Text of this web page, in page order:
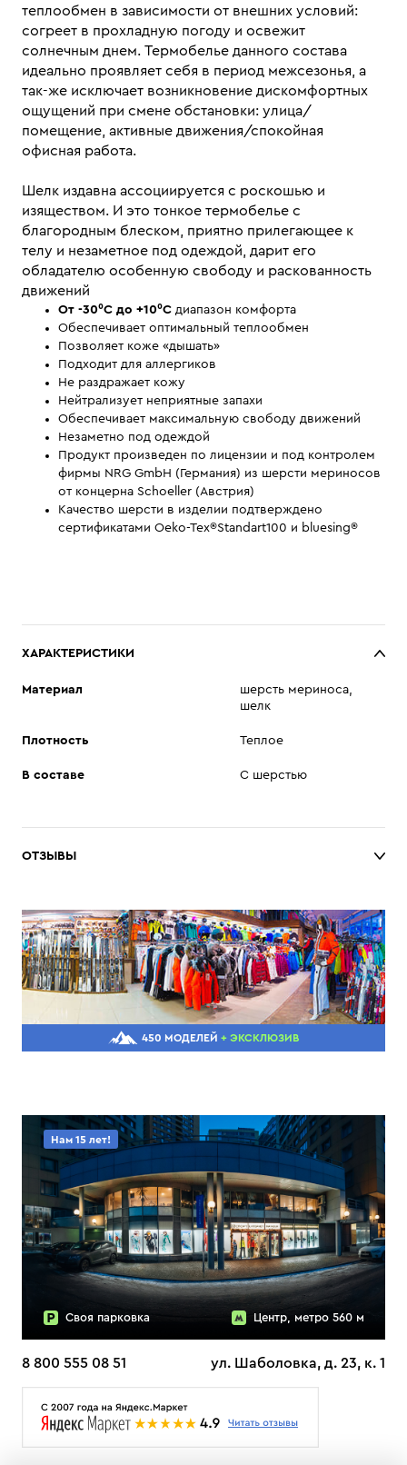
теплообмен в зависимости от внешних условий:
согреет в прохладную погоду и освежит
солнечным днем. Термобелье данного состава
идеально проявляет себя в период межсезонья, а
так-же исключает возникновение дискомфортных
ощущений при смене обстановки: улица/
помещение, активные движения/спокойная
офисная работа.
Шелк издавна ассоциируется с роскошью и
изяществом. И это тонкое термобелье с
благородным блеском, приятно прилегающее к
телу и незаметное под одеждой, дарит его
обладателю особенную свободу и раскованность
движений
От -30⁰С до +10⁰С диапазон комфорта
Обеспечивает оптимальный теплообмен
Позволяет коже «дышать»
Подходит для аллергиков
Не раздражает кожу
Нейтрализует неприятные запахи
Обеспечивает максимальную свободу движений
Незаметно под одеждой
Продукт произведен по лицензии и под контролем
фирмы NRG GmbH (Германия) из шерсти мериносов
от концерна Schoeller (Австрия)
Качество шерсти в изделии подтверждено
сертификатами Oeko-Tex®Standart100 и bluesing®
ХАРАКТЕРИСТИКИ
Материал
шерсть мериноса,
шелк
Плотность Теплое
В составе С шерстью
ОТЗЫВЫ
450 МОДЕЛЕЙ + ЭКСКЛЮЗИВ
Нам 15 лет!
Своя парковка Центр, метро 560 м
8 800 555 08 51 ул. Шаболовка, д. 23, к. 1